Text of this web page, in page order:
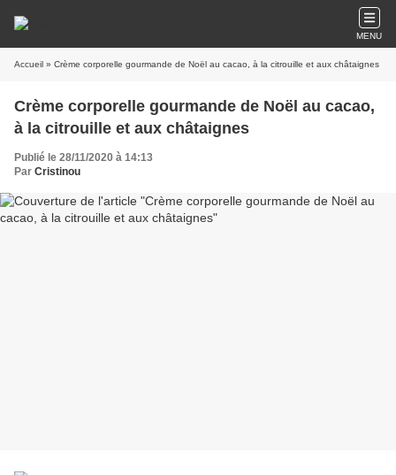
MENU
Accueil » Crème corporelle gourmande de Noël au cacao, à la citrouille et aux châtaignes
Crème corporelle gourmande de Noël au cacao,
à la citrouille et aux châtaignes
Publié le 28/11/2020 à 14:13
Par Cristinou